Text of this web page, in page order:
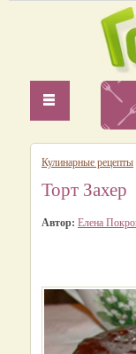
Кулинарные рецепты
Торт Захер
Автор: Елена